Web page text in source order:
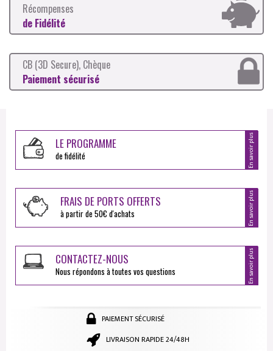
Récompenses
de Fidélité
CB (3D Secure), Chèque
Paiement sécurisé
LE PROGRAMME
de fidélité En savoir plus
FRAIS DE PORTS OFFERTS
à partir de 50€ d'achats En savoir plus
CONTACTEZ-NOUS
Nous répondons à toutes vos questions En savoir plus
PAIEMENT SÉCURISÉ
LIVRAISON RAPIDE 24/48H